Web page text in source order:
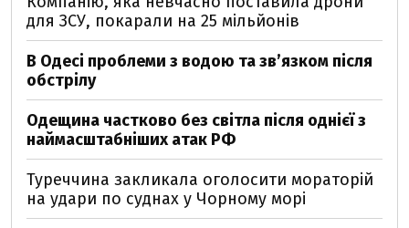
для ЗСУ, покарали на 25 мільйонів
В Одесі проблеми з водою та звʼязком після
обстрілу
Одещина частково без світла після однієї з
наймасштабніших атак РФ
Туреччина закликала оголосити мораторій
на удари по суднах у Чорному морі